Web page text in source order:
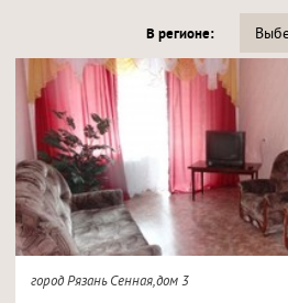
В регионе:
город Рязань Сенная,дом 3